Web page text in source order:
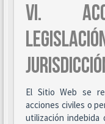
VI.
El Sitio Web se
acciones civiles o
utilización